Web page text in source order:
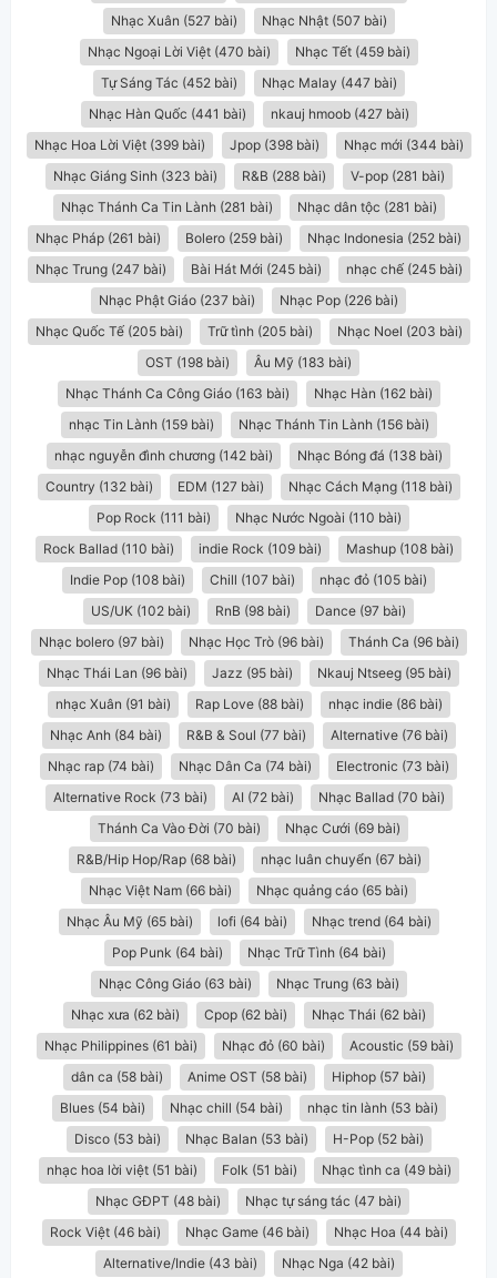
Nhạc Xuân (527 bài)
Nhạc Nhật (507 bài)
Nhạc Ngoại Lời Việt (470 bài)
Nhạc Tết (459 bài)
Tự Sáng Tác (452 bài)
Nhạc Malay (447 bài)
Nhạc Hàn Quốc (441 bài)
nkauj hmoob (427 bài)
Nhạc Hoa Lời Việt (399 bài)
Jpop (398 bài)
Nhạc mới (344 bài)
Nhạc Giáng Sinh (323 bài)
R&B (288 bài)
V-pop (281 bài)
Nhạc Thánh Ca Tin Lành (281 bài)
Nhạc dân tộc (281 bài)
Nhạc Pháp (261 bài)
Bolero (259 bài)
Nhạc Indonesia (252 bài)
Nhạc Trung (247 bài)
Bài Hát Mới (245 bài)
nhạc chế (245 bài)
Nhạc Phật Giáo (237 bài)
Nhạc Pop (226 bài)
Nhạc Quốc Tế (205 bài)
Trữ tình (205 bài)
Nhạc Noel (203 bài)
OST (198 bài)
Âu Mỹ (183 bài)
Nhạc Thánh Ca Công Giáo (163 bài)
Nhạc Hàn (162 bài)
nhạc Tin Lành (159 bài)
Nhạc Thánh Tin Lành (156 bài)
nhạc nguyễn đình chương (142 bài)
Nhạc Bóng đá (138 bài)
Country (132 bài)
EDM (127 bài)
Nhạc Cách Mạng (118 bài)
Pop Rock (111 bài)
Nhạc Nước Ngoài (110 bài)
Rock Ballad (110 bài)
indie Rock (109 bài)
Mashup (108 bài)
Indie Pop (108 bài)
Chill (107 bài)
nhạc đỏ (105 bài)
US/UK (102 bài)
RnB (98 bài)
Dance (97 bài)
Nhạc bolero (97 bài)
Nhạc Học Trò (96 bài)
Thánh Ca (96 bài)
Nhạc Thái Lan (96 bài)
Jazz (95 bài)
Nkauj Ntseeg (95 bài)
nhạc Xuân (91 bài)
Rap Love (88 bài)
nhạc indie (86 bài)
Nhạc Anh (84 bài)
R&B & Soul (77 bài)
Alternative (76 bài)
Nhạc rap (74 bài)
Nhạc Dân Ca (74 bài)
Electronic (73 bài)
Alternative Rock (73 bài)
AI (72 bài)
Nhạc Ballad (70 bài)
Thánh Ca Vào Đời (70 bài)
Nhạc Cưới (69 bài)
R&B/Hip Hop/Rap (68 bài)
nhạc luân chuyển (67 bài)
Nhạc Việt Nam (66 bài)
Nhạc quảng cáo (65 bài)
Nhạc Âu Mỹ (65 bài)
lofi (64 bài)
Nhạc trend (64 bài)
Pop Punk (64 bài)
Nhạc Trữ Tình (64 bài)
Nhạc Công Giáo (63 bài)
Nhạc Trung (63 bài)
Nhạc xưa (62 bài)
Cpop (62 bài)
Nhạc Thái (62 bài)
Nhạc Philippines (61 bài)
Nhạc đỏ (60 bài)
Acoustic (59 bài)
dân ca (58 bài)
Anime OST (58 bài)
Hiphop (57 bài)
Blues (54 bài)
Nhạc chill (54 bài)
nhạc tin lành (53 bài)
Disco (53 bài)
Nhạc Balan (53 bài)
H-Pop (52 bài)
nhạc hoa lời việt (51 bài)
Folk (51 bài)
Nhạc tình ca (49 bài)
Nhạc GĐPT (48 bài)
Nhạc tự sáng tác (47 bài)
Rock Việt (46 bài)
Nhạc Game (46 bài)
Nhạc Hoa (44 bài)
Alternative/Indie (43 bài)
Nhạc Nga (42 bài)